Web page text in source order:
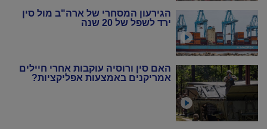
הגירעון המסחרי של ארה"ב מול סין
ירד לשפל של 20 שנה
האם סין ורוסיה עוקבות אחרי חיילים
אמריקנים באמצעות אפליקציות?